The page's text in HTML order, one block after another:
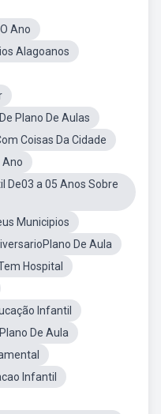
Ano
Alagoanos
Plano De Aulas
Coisas Da Cidade
Ano
De03 a 05 Anos Sobre
Municipios
De Aula
Hospital
Infantil
De Aula
Infantil